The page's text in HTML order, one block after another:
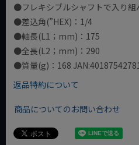
●フレキシブルシャフトで入り組
●差込角(”HEX)：1/4
●軸長(L1；mm)：175
●全長(L2；mm)：290
●質量(g)：168
返品特約について
商品についてのお問い合わせ